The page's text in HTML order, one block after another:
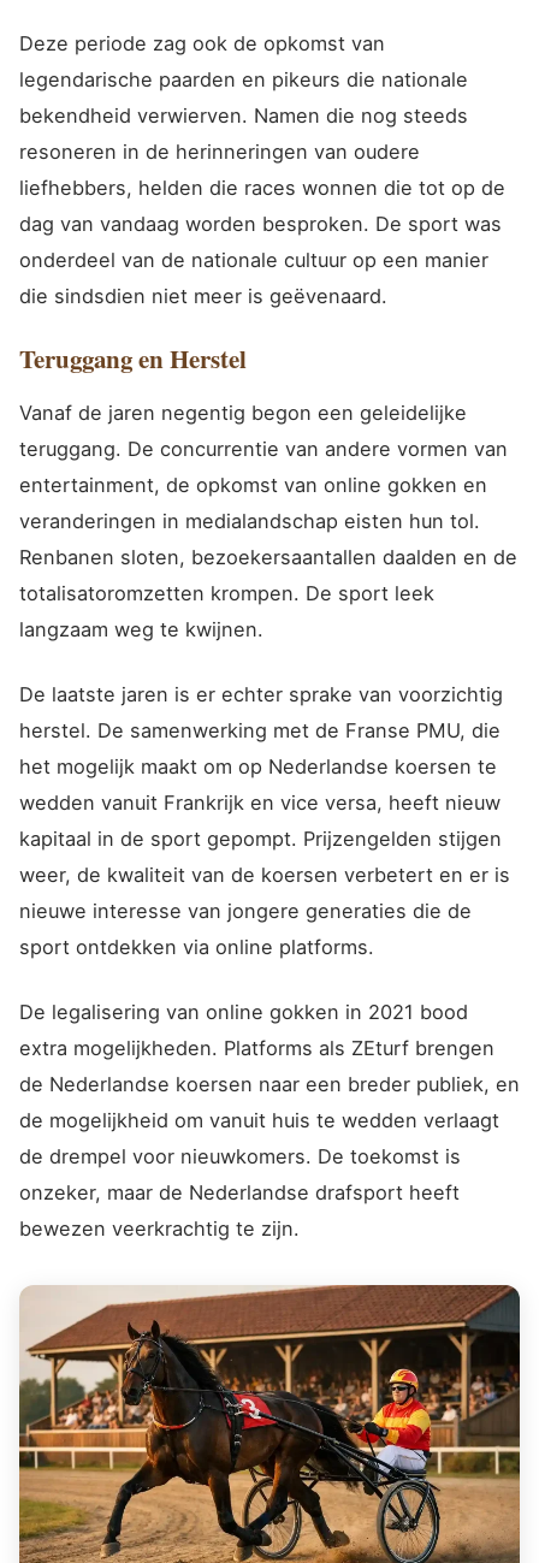
Deze periode zag ook de opkomst van
legendarische paarden en pikeurs die nationale
bekendheid verwierven. Namen die nog steeds
resoneren in de herinneringen van oudere
liefhebbers, helden die races wonnen die tot op de
dag van vandaag worden besproken. De sport was
onderdeel van de nationale cultuur op een manier
die sindsdien niet meer is geëvenaard.
Teruggang en Herstel
Vanaf de jaren negentig begon een geleidelijke
teruggang. De concurrentie van andere vormen van
entertainment, de opkomst van online gokken en
veranderingen in medialandschap eisten hun tol.
Renbanen sloten, bezoekersaantallen daalden en de
totalisatoromzetten krompen. De sport leek
langzaam weg te kwijnen.
De laatste jaren is er echter sprake van voorzichtig
herstel. De samenwerking met de Franse PMU, die
het mogelijk maakt om op Nederlandse koersen te
wedden vanuit Frankrijk en vice versa, heeft nieuw
kapitaal in de sport gepompt. Prijzengelden stijgen
weer, de kwaliteit van de koersen verbetert en er is
nieuwe interesse van jongere generaties die de
sport ontdekken via online platforms.
De legalisering van online gokken in 2021 bood
extra mogelijkheden. Platforms als ZEturf brengen
de Nederlandse koersen naar een breder publiek, en
de mogelijkheid om vanuit huis te wedden verlaagt
de drempel voor nieuwkomers. De toekomst is
onzeker, maar de Nederlandse drafsport heeft
bewezen veerkrachtig te zijn.